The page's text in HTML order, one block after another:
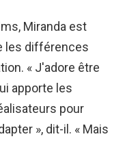
Miranda est
les différences
« J'adore être
apporte les
pour
», dit-il. « Mais